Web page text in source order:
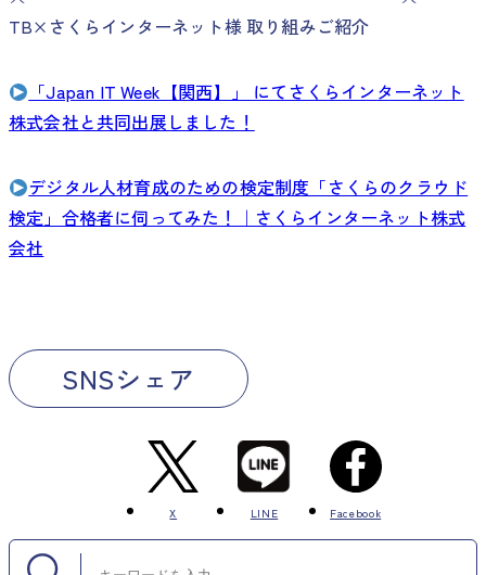
TB×さくらインターネット様 取り組みご紹介
「Japan IT Week【関西】」 にてさくらインターネット
株式会社と共同出展しました！
デジタル人材育成のための検定制度「さくらのクラウド
検定」合格者に伺ってみた！｜さくらインターネット株式
会社
SNSシェア
X LINE Facebook